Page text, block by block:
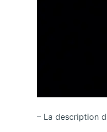
– La description